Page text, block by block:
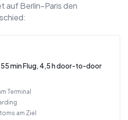
auf Berlin–Paris den
55 min Flug, 4,5 h door-to-door
Terminal
am Ziel